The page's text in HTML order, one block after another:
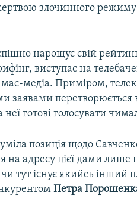
злочинного
нарощує свій
виступає на
мас-медіа. Приміром,
заявами перетворюється
готові голосувати
позиція щодо
на адресу цієї дами лише
тут існує якийсь інший
Петра